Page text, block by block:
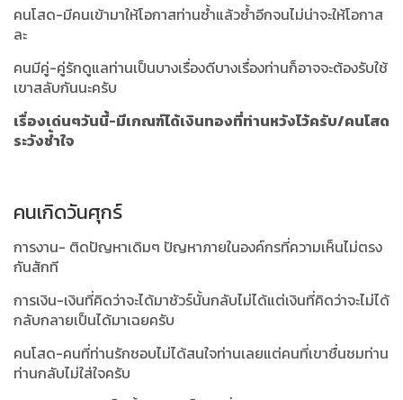
คนโสด-มีคนเข้ามาให้โอกาสท่านซ้ำแล้วซ้ำอีกจนไม่น่าจะให้โอกาส
ละ
คนมีคู่-คู่รักดูแลท่านเป็นบางเรื่องดีบางเรื่องท่านก็อาจจะต้องรับใช้
เขาสลับกันนะครับ
เรื่องเด่นๆวันนี้-มีเกณฑ์ได้เงินทองที่ท่านหวังไว้ครับ/คนโสด
ระวังช้ำใจ
คนเกิดวันศุกร์
การงาน- ติดปัญหาเดิมๆ ปัญหาภายในองค์กรที่ความเห็นไม่ตรง
กันสักที
การเงิน-เงินที่คิดว่าจะได้มาชัวร์นั้นกลับไม่ได้แต่เงินที่คิดว่าจะไม่ได้
กลับกลายเป็นได้มาเฉยครับ
คนโสด-คนที่ท่านรักชอบไม่ได้สนใจท่านเลยแต่คนที่เขาชื่นชมท่าน
ท่านกลับไม่ใส่ใจครับ